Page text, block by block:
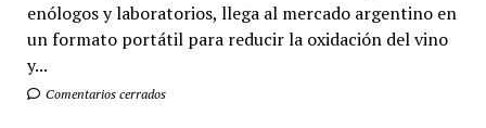
enólogos y laboratorios, llega al mercado argentino en
un formato portátil para reducir la oxidación del vino
y...
Comentarios cerrados